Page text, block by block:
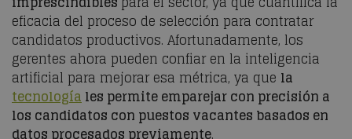
eficacia del proceso de selección para contratar
candidatos productivos. Afortunadamente, los
gerentes ahora pueden confiar en la inteligencia
artificial para mejorar esa métrica, ya que la
tecnología les permite emparejar con precisión a
los candidatos con puestos vacantes basados ​​en
datos procesados ​​previamente.